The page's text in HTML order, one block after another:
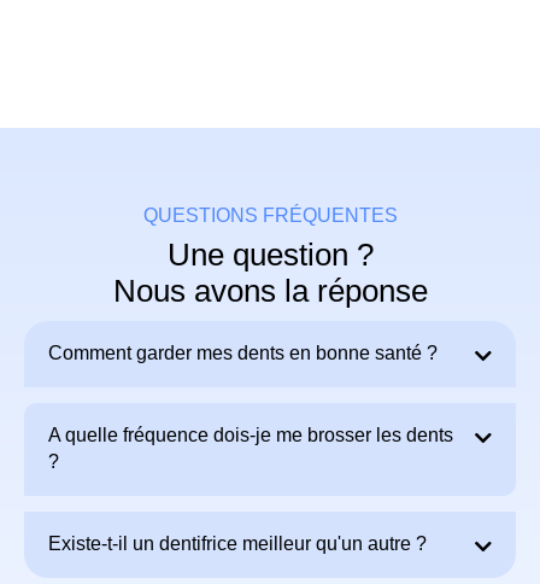
QUESTIONS FRÉQUENTES
Une question ?
Nous avons la réponse
Comment garder mes dents en bonne santé ?
A quelle fréquence dois-je me brosser les dents
?
Existe-t-il un dentifrice meilleur qu'un autre ?